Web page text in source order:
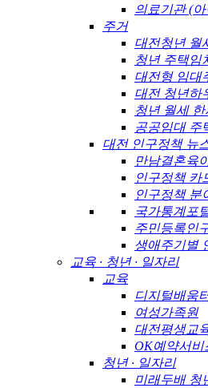
의료기관 (
주거
대전청년 월
청년 주택임
대전형 임대
대전 청년하
청년 월세
공공임대 주
대전 인구정책 뉴
만남결혼육
인구정책 카
인구정책 분
국가통계포
주민등록인
생애주기별
교육 · 청년 · 일자리
교육
디지털배움
여성가족원
대전평생교
OK예약서비
청년 · 일자리
미래두배 청